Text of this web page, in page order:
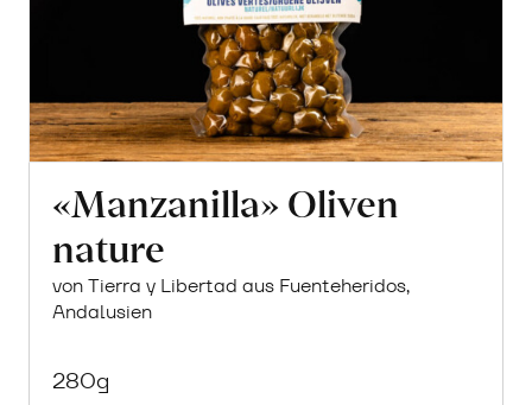
«Manzanilla» Oliven
nature
von Tierra y Libertad aus Fuenteheridos,
Andalusien
280g